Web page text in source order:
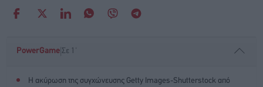
PowerGame Σε 1'
Η ακύρωση της συγχώνευσης Getty Images-Shutterstock από